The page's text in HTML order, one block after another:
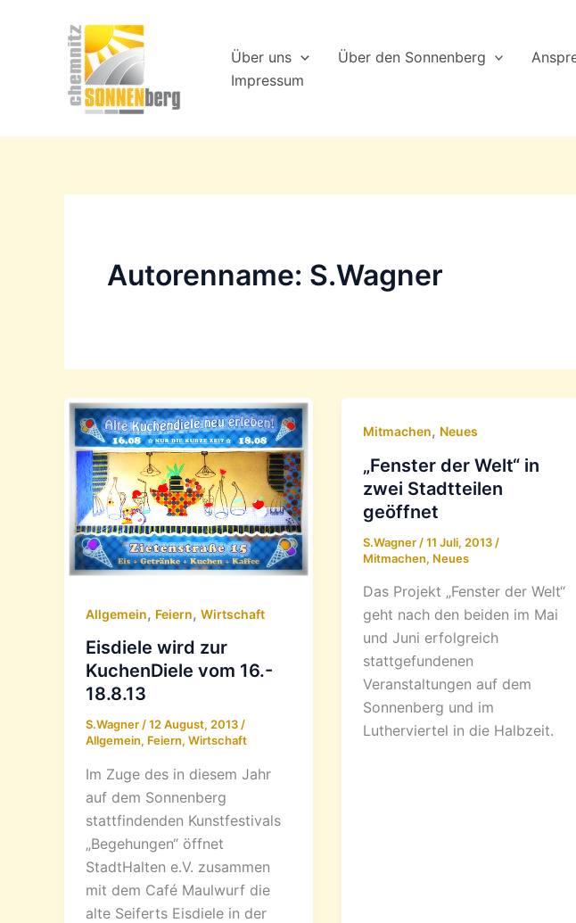
Über uns Über den Sonnenberg
Impressum
Autorenname: S.Wagner
Allgemein, Feiern, Wirtschaft
Eisdiele wird zur
KuchenDiele vom 16.-
18.8.13
S.Wagner/12 August, 2013/
Allgemein, Feiern, Wirtschaft
Im Zuge des in diesem Jahr
auf dem Sonnenberg
stattfindenden Kunstfestivals
„Begehungen“ öffnet
StadtHalten e.V. zusammen
mit dem Café Maulwurf die
alte Seiferts Eisdiele in der
Mitmachen, Neues
„Fenster der Welt“ in
zwei Stadtteilen
geöffnet
S.Wagner /11 Juli, 2013 /
Mitmachen, Neues
Das Projekt „Fenster der Welt“
geht nach den beiden im Mai
und Juni erfolgreich
stattgefundenen
Veranstaltungen auf dem
Sonnenberg und im
Lutherviertel in die Halbzeit.